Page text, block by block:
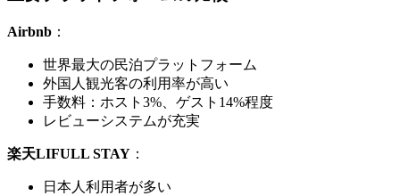
Airbnb ：
世界最大の民泊プラットフォーム
外国人観光客の利用率が高い
手数料：ホスト3%、ゲスト14%程度
レビューシステムが充実
楽天LIFULL STAY ：
日本人利用者が多い